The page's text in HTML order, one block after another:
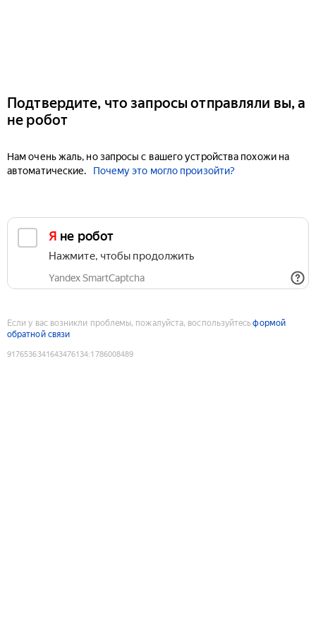
Подтвердите, что запросы отправляли вы, а
не робот
Нам очень жаль, но запросы с вашего устройства похожи на
автоматические.
Почему это могло произойти?
Я не робот
Нажмите, чтобы продолжить
Yandex SmartCaptcha
Если у вас возникли проблемы, пожалуйста, воспользуйтесьформой
обратной связи
9176536341643476134:1786008489